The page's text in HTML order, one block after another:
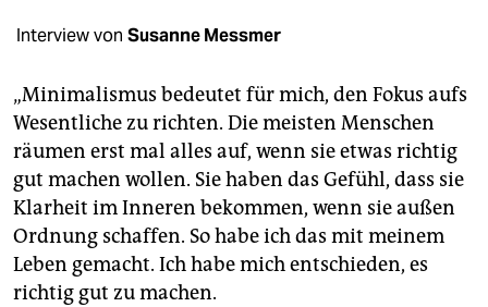
shop
fragen & hilfe
unterstützen
abo
genossenschaft
epaper login
Interview von Susanne Messmer
„Minimalismus bedeutet für mich, den Fokus aufs
Wesentliche zu richten. Die meisten Menschen
räumen erst mal alles auf, wenn sie etwas richtig
gut machen wollen. Sie haben das Gefühl, dass sie
Klarheit im Inneren bekommen, wenn sie außen
Ordnung schaffen. So habe ich das mit meinem
Leben gemacht. Ich habe mich entschieden, es
richtig gut zu machen.